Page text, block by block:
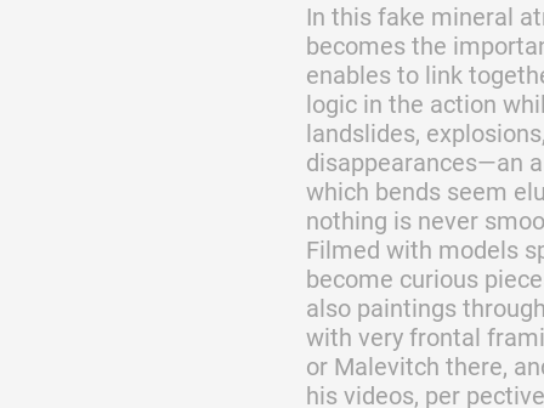
In this fake mineral
becomes the
enables to link
logic in the action
landslides,
disappearances—an
which bends seem
nothing is never
Filmed with models
become curious
also paintings
with very frontal
or Malevitch there,
his videos, per